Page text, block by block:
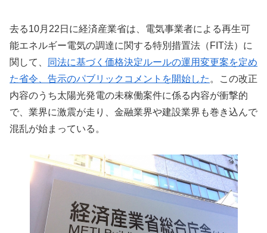
去る10月22日に経済産業省は、電気事業者による再生可
能エネルギー電気の調達に関する特別措置法（FIT法）に
関して、
同法に基づく価格決定ルールの運用変更案を定め
た省令、告示のパブリックコメントを開始した 。この改正
内容のうち太陽光発電の未稼働案件に係る内容が衝撃的
で、業界に激震が走り、金融業界や建設業界も巻き込んで
混乱が始まっている。